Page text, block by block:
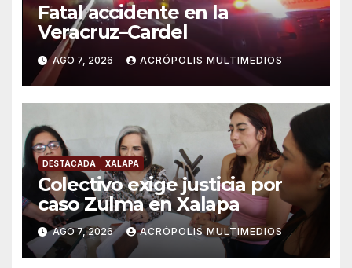
Fatal accidente en la
Veracruz–Cardel
AGO 7, 2026 ACRÓPOLIS MULTIMEDIOS
DESTACADA XALAPA
Colectivo exige justicia por
caso Zulma en Xalapa
AGO 7, 2026 ACRÓPOLIS MULTIMEDIOS